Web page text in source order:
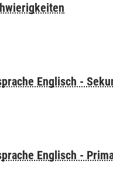
Englisch -
Englisch -